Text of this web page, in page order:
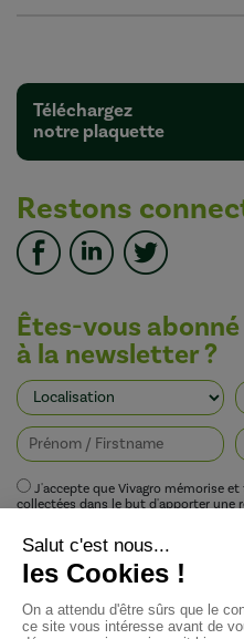
Téléchargez
notre plaquette
Restons
Êtes-vous abonné
à la newsletter ?
J'accepte que Vivagro mémorise
collectées dans le but d'apporter une
conformément à la politique de
I agree that Vivagro stores and
to provide an appropriate response
Vivagro's privacy policy.